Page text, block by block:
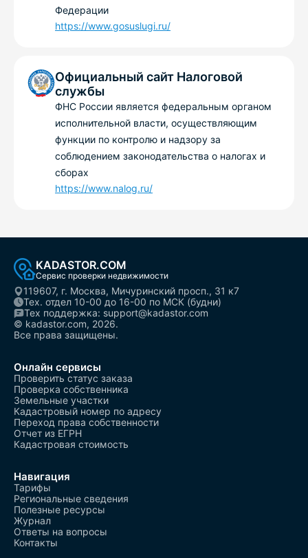
Федерации
https://www.gosuslugi.ru/
Официальный сайт Налоговой
службы
ФНС России является федеральным органом
исполнительной власти, осуществляющим
функции по контролю и надзору за
соблюдением законодательства о налогах и
сборах
https://www.nalog.ru/
KADASTOR.COM
Сервис проверки недвижимости
119607, г. Москва, Мичуринский просп., 31 к7
Тех. отдел 10-00 до 16-00 по МСК (будни)
Тех поддержка: support@kadastor.com
© kadastor.com, 2026.
Все права защищены.
Онлайн сервисы
Проверить статус заказа
Проверка собственника
Земельные участки
Кадастровый номер по адресу
Переход права собственности
Отчет из ЕГРН
Кадастровая стоимость
Навигация
Тарифы
Региональные сведения
Полезные ресурсы
Журнал
Ответы на вопросы
Контакты